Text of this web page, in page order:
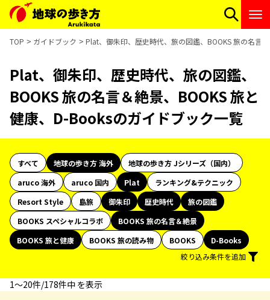
TOP ガイドブック Plat、御朱印、歴史時代、旅の図鑑、BOOKS 旅の名言
Plat、御朱印、歴史時代、旅の図鑑、
BOOKS 旅の名言＆絶景、BOOKS 旅と
健康、D-Booksのガイドブック一覧
すべて 地球の歩き方 海外
地球の歩き方 Jシリーズ（国内）
aruco 海外
aruco 国内 Plat
ランキング&テクニック
Resort Style
島旅 御朱印 歴史時代
旅の図鑑
BOOKS スペシャルコラボ
BOOKS 旅の名言＆絶景
BOOKS 旅と健康
BOOKS 旅の読み物 BOOKS
D-Books
絞り込み条件を追加
1〜20件/178件中 を表示